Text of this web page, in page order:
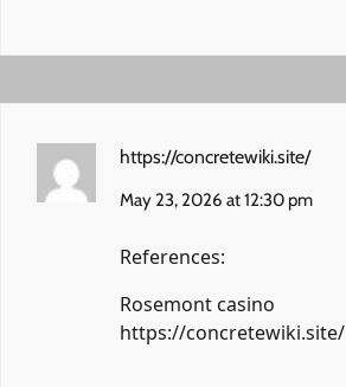
https://concretewiki.site/
May 23, 2026 at 12:30 pm
References:
Rosemont casino
https://concretewiki.site/